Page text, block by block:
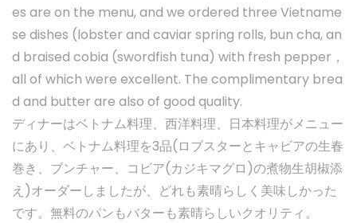
es are on the menu, and we ordered three Vietname
se dishes (lobster and caviar spring rolls, bun cha, an
d braised cobia (swordfish tuna) with fresh pepper，
all of which were excellent. The complimentary brea
d and butter are also of good quality.
ディナーはベトナム料理、西洋料理、日本料理がメニュー
にあり、ベトナム料理を3品(ロブスターとキャビアの生春
巻き、ブンチャー、コビア(カジキマグロ)の煮物生胡椒添
え)オーダーしましたが、どれも素晴らしく美味しかった
です。無料のパンもバターも素晴らしいクオリティ。